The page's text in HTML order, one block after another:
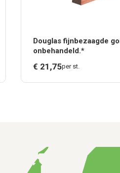
Douglas fijnbezaagde
onbehandeld.*
€ 21,75per st.